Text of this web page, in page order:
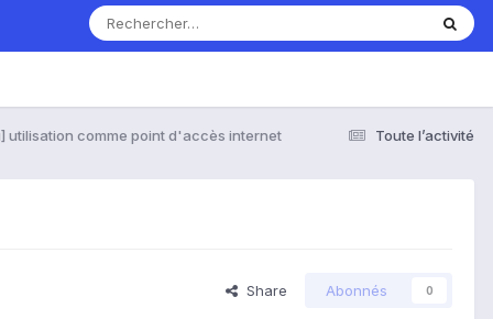
Toute l’activité
utilisation comme point d'accès internet
Share Abonnés 0